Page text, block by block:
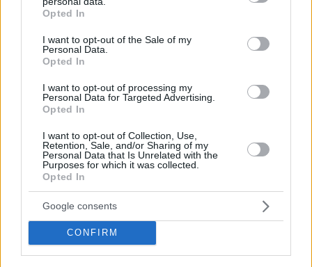
grant or deny consent to Google and its third-party tags to
use your data for below specified purposes in below Google
consent section.
Opted In
I want to opt-out of the Sale of my
Personal Data.
Opted In
I want to opt-out of processing my
Personal Data for Targeted Advertising.
Opted In
I want to opt-out of Collection, Use,
Retention, Sale, and/or Sharing of my
Personal Data that Is Unrelated with the
Purposes for which it was collected.
Opted In
Google consents
CONFIRM